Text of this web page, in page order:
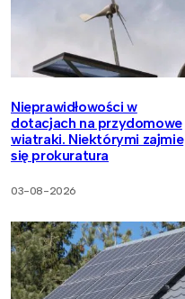
Nieprawidłowości w
dotacjach na przydomowe
wiatraki. Niektórymi zajmie
się prokuratura
03-08-2026